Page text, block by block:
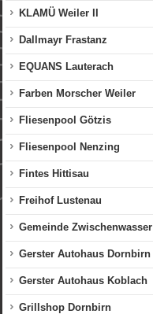
KLAMÜ Weiler II
Dallmayr Frastanz
EQUANS Lauterach
Farben Morscher Weiler
Fliesenpool Götzis
Fliesenpool Nenzing
Fintes Hittisau
Freihof Lustenau
Gemeinde Zwischenwasser
Gerster Autohaus Dornbirn
Gerster Autohaus Koblach
Grillshop Dornbirn